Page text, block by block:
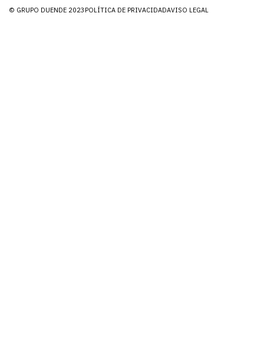
© GRUPO DUENDE 2023 POLÍTICA DE PRIVACIDADAVISO LEGAL